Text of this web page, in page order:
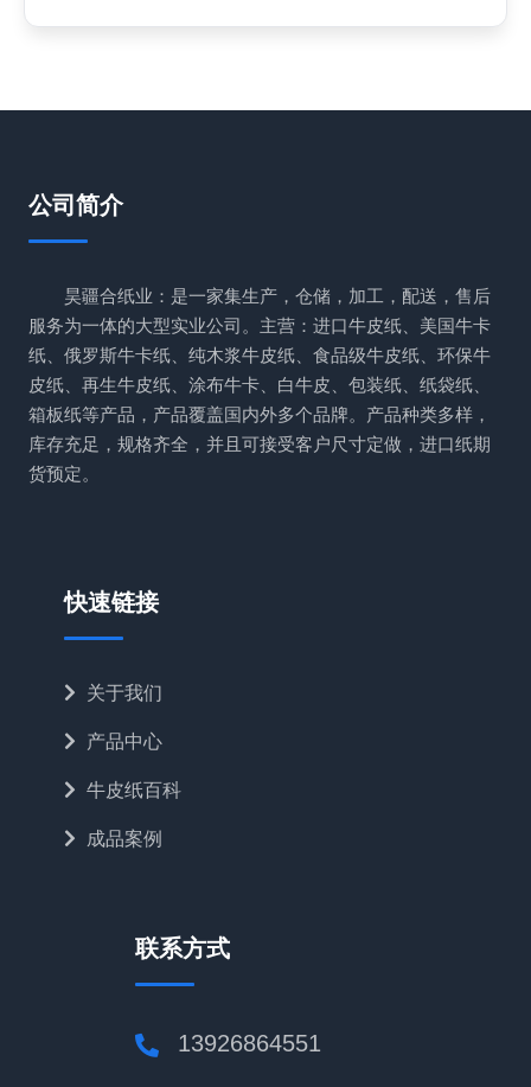
公司简介
昊疆合纸业：是一家集生产，仓储，加工，配送，售后
服务为一体的大型实业公司。主营：进口牛皮纸、美国牛卡
纸、俄罗斯牛卡纸、纯木浆牛皮纸、食品级牛皮纸、环保牛
皮纸、再生牛皮纸、涂布牛卡、白牛皮、包装纸、纸袋纸、
箱板纸等产品，产品覆盖国内外多个品牌。产品种类多样，
库存充足，规格齐全，并且可接受客户尺寸定做，进口纸期
货预定。
快速链接
关于我们
产品中心
牛皮纸百科
成品案例
联系方式
13926864551